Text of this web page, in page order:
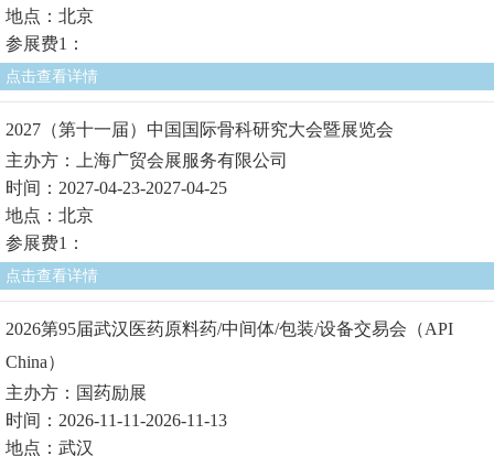
地点：北京
参展费1：
点击查看详情
2027（第十一届）中国国际骨科研究大会暨展览会
主办方：上海广贸会展服务有限公司
时间：2027-04-23-2027-04-25
地点：北京
参展费1：
点击查看详情
2026第95届武汉医药原料药/中间体/包装/设备交易会（API
China）
主办方：国药励展
时间：2026-11-11-2026-11-13
地点：武汉